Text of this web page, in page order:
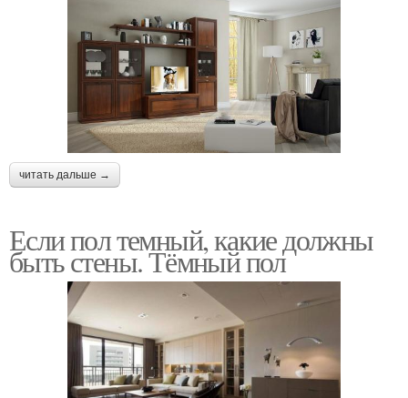
читать дальше →
Если пол темный, какие должны
быть стены. Тёмный пол